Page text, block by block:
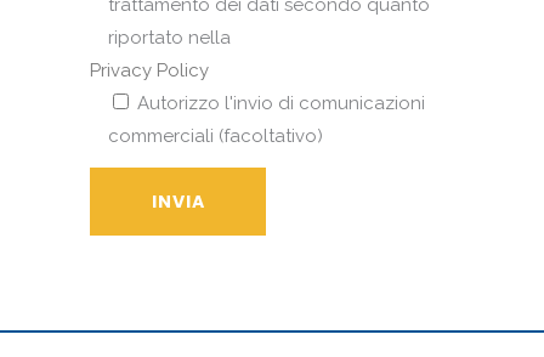
trattamento dei dati secondo quanto
riportato nella
Privacy Policy
Autorizzo l'invio di comunicazioni
commerciali (facoltativo)